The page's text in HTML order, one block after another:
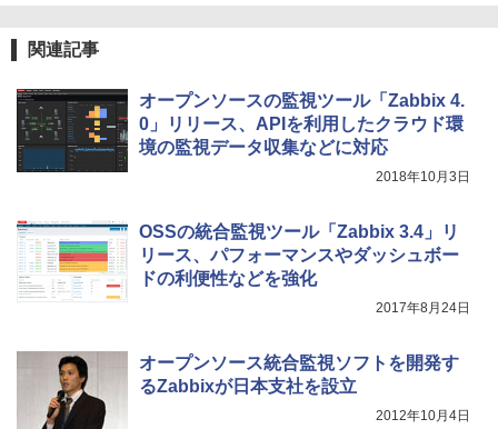
関連記事
オープンソースの監視ツール「Zabbix 4.
0」リリース、APIを利用したクラウド環
境の監視データ収集などに対応
2018年10月3日
OSSの統合監視ツール「Zabbix 3.4」リ
リース、パフォーマンスやダッシュボー
ドの利便性などを強化
2017年8月24日
オープンソース統合監視ソフトを開発す
るZabbixが日本支社を設立
2012年10月4日